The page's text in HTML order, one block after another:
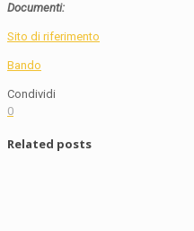
Documenti:
Sito di riferimento
Bando
Condividi
0
Related posts